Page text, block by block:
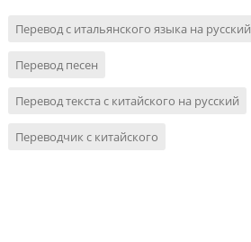
Перевод с итальянского языка на русский
Перевод песен
Перевод текста с китайского на русский
Переводчик с китайского